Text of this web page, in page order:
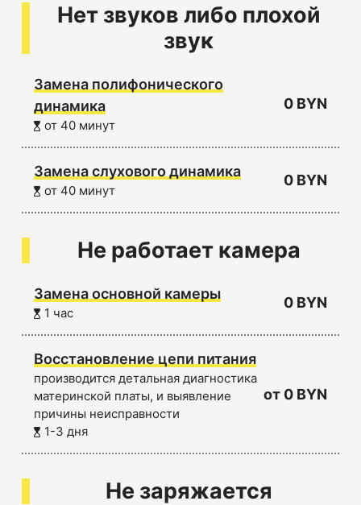
Нет звуков либо плохой
звук
Замена полифонического
динамика
от 40 минут
0 BYN
Замена слухового динамика
от 40 минут
0 BYN
Не работает камера
Замена основной камеры
1 час
0 BYN
Восстановление цепи питания
производится детальная диагностика
материнской платы, и выявление
причины неисправности
1-3 дня
от 0 BYN
Не заряжается